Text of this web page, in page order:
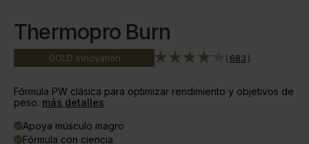
Thermopro Burn
GOLD Innovation ( 683 )
Fórmula PW clásica para optimizar rendimiento y objetivos de
peso. más detalles
doneApoya músculo magro
doneFórmula con ciencia